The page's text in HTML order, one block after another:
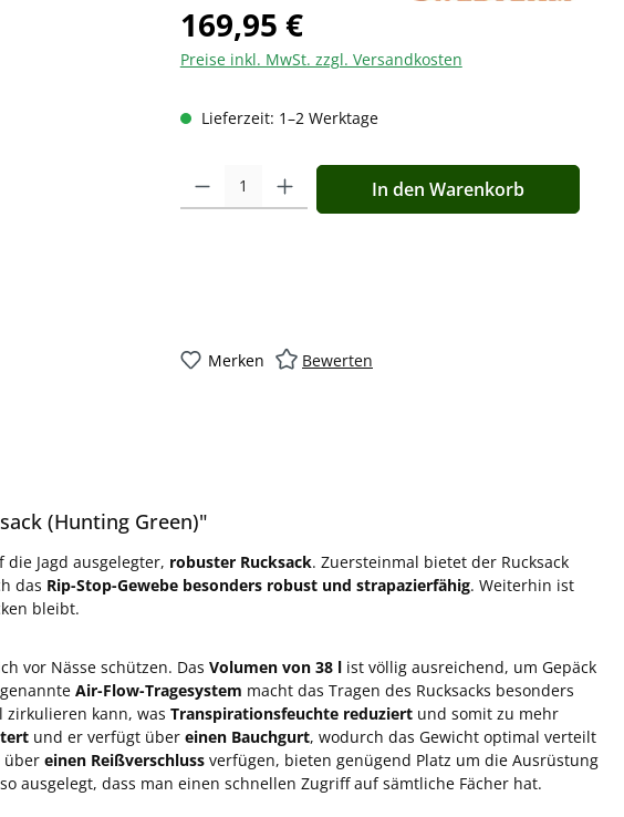
169,95 €
Preise inkl. MwSt. zzgl. Versandkosten
Lieferzeit: 1–2 Werktage
Produkt Anzahl: Gib den gewünschten Wert ein oder
In den Warenkorb
Merken Bewerten
(Hunting Green)"
Jagd ausgelegter, robuster Rucksack. Zuersteinmal bietet der Rucksack
das Rip-Stop-Gewebe besonders robust und strapazierfähig. Weiterhin ist
bleibt.
vor Nässe schützen. Das Volumen von 38 l ist völlig ausreichend, um Gepäck
Air-Flow-Tragesystem macht das Tragen des Rucksacks besonders
zirkulieren kann, was Transpirationsfeuchte reduziert und somit zu mehr
und er verfügt über einen Bauchgurt, wodurch das Gewicht optimal verteilt
über einen Reißverschluss verfügen, bieten genügend Platz um die Ausrüstung
ausgelegt, dass man einen schnellen Zugriff auf sämtliche Fächer hat.